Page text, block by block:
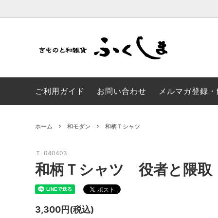
草履・足袋 和モダ
風呂敷
成人式 振袖 風呂敷
ご利用ガイド お問い合わせ メルマガ登録・
ホーム 和モダン 和柄Ｔシャツ
Ｔ-040403
和柄Ｔシャツ 役者と隈
3,300円(税込)